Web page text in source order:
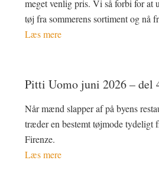
meget venlig pris. Vi så forbi for at
tøj fra sommerens sortiment og nå
Læs mere
Pitti Uomo juni 2026 – del
Når mænd slapper af på byens
træder en bestemt tøjmode tydeligt
Firenze.
Læs mere